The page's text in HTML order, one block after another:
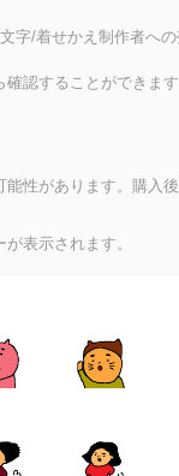
字/着せかえ制作者へ
認することができま
性があります。購入
表示されます。